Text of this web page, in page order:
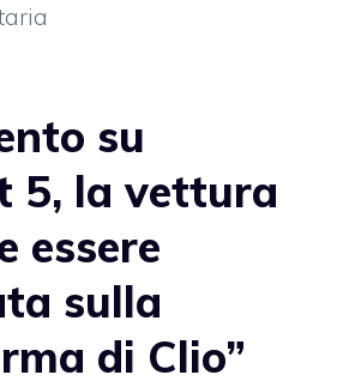
su
5, la vettura
essere
sulla
di Clio”